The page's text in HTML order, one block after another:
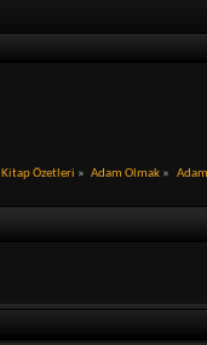
Kitap Özetleri » Adam Olmak »